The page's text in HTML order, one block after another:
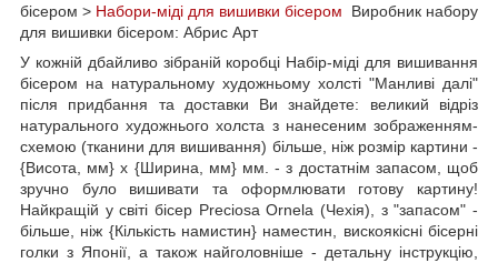
бісером > Набори-міді для вишивки бісером Виробник набору
для вишивки бісером: Абрис Арт
У кожній дбайливо зібраній коробці Набір-міді для вишивання
бісером на натуральному художньому холсті "Манливі далі"
після придбання та доставки Ви знайдете: великий відріз
натурального художнього холста з нанесеним зображенням-
схемою (тканини для вишивання) більше, ніж розмір картини -
{Висота, мм} х {Ширина, мм} мм. - з достатнім запасом, щоб
зручно було вишивати та оформлювати готову картину!
Найкращій у світі бісер Preciosa Ornela (Чехія), з "запасом" -
більше, ніж {Кількість намистин} наместин, вискоякісні бісерні
голки з Японії, а також найголовніше - детальну інструкцію,